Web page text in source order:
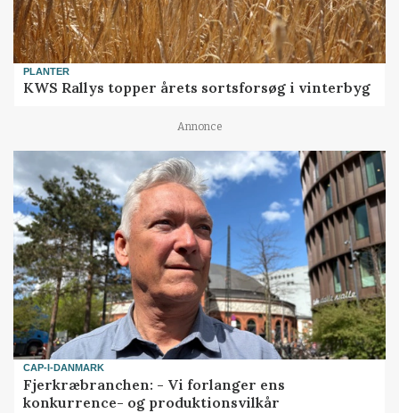
PLANTER
KWS Rallys topper årets sortsforsøg i vinterbyg
Annonce
CAP-I-DANMARK
Fjerkræbranchen: - Vi forlanger ens
konkurrence- og produktionsvilkår